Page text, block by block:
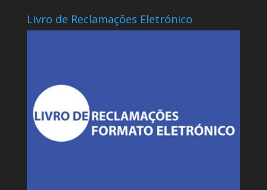
Livro de Reclamações Eletrónico